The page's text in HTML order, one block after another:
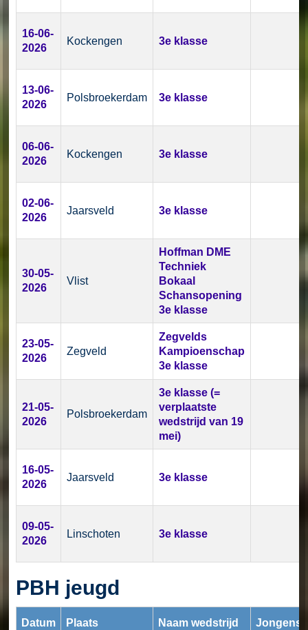
16-06-
2026
Kockengen 3e klasse
13-06-
2026
Polsbroekerdam 3e klasse
06-06-
2026
Kockengen 3e klasse
02-06-
2026
Jaarsveld 3e klasse
30-05-
2026
Vlist
Hoffman DME
Techniek
Bokaal
Schansopening
3e klasse
23-05-
2026
Zegveld
Zegvelds
Kampioenschap
3e klasse
21-05-
2026
Polsbroekerdam
3e klasse (=
verplaatste
wedstrijd van 19
mei)
16-05-
2026
Jaarsveld 3e klasse
09-05-
2026
Linschoten 3e klasse
PBH jeugd
Datum Plaats Naam wedstrijd Jongens